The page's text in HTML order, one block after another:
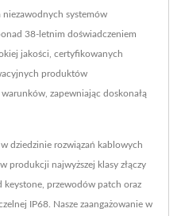
systemów
38-letnim doświadczeniem
jakości, certyfikowanych
produktów
zapewniając doskonałą
dziedzinie rozwiązań kablowych
produkcji najwyższej klasy złączy
keystone, przewodów patch oraz
IP68. Nasze zaangażowanie w